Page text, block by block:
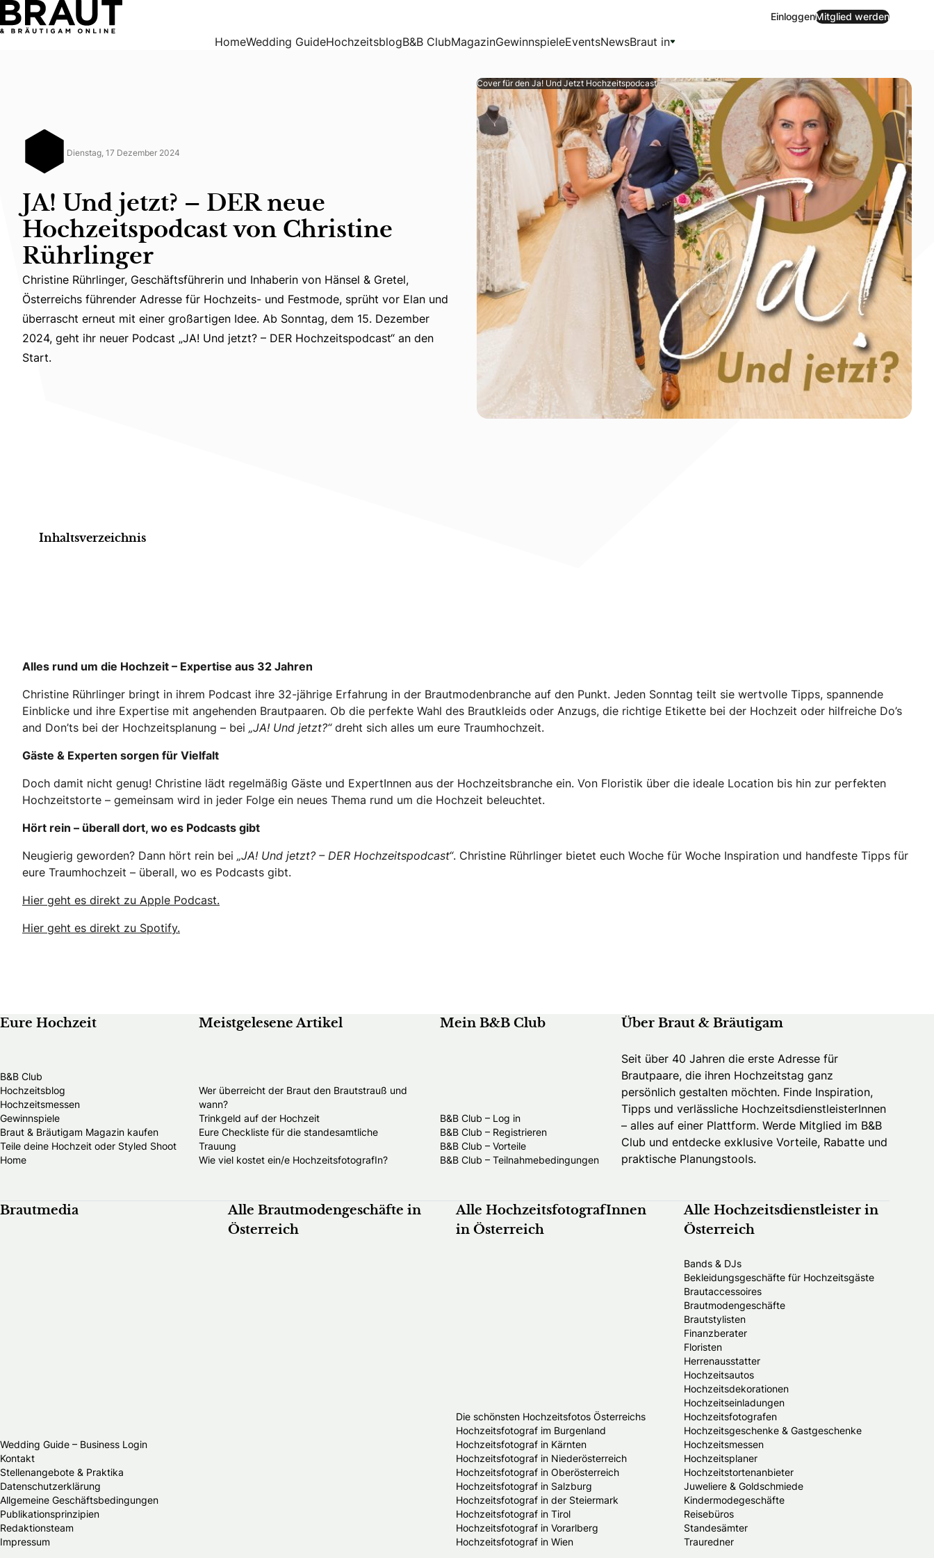
JA! Und jetzt? – DER neue Hochzeitspodcast von Christine Rührlinger
EinloggenMitglied werden
HomeWedding GuideHochzeitsblogB&B ClubMagazinGewinnspieleEventsNewsBraut in
Dienstag, 17 Dezember 2024
JA! Und jetzt? – DER neue
Hochzeitspodcast von Christine
Rührlinger
Christine Rührlinger, Geschäftsführerin und Inhaberin von Hänsel & Gretel, Österreichs führender Adresse für Hochzeits- und Festmode, sprüht vor Elan und überrascht
Christine Rührlinger, Geschäftsführerin und Inhaberin von Hänsel & Gretel,
Österreichs führender Adresse für Hochzeits- und Festmode, sprüht vor Elan und
überrascht erneut mit einer großartigen Idee. Ab Sonntag, dem 15. Dezember
2024, geht ihr neuer Podcast „JA! Und jetzt? – DER Hochzeitspodcast“ an den
Start.
Cover für den Ja! Und Jetzt Hochzeitspodcast
Inhaltsverzeichnis
Alles rund um die Hochzeit – Expertise aus 32 Jahren
Christine Rührlinger bringt in ihrem Podcast ihre 32-jährige Erfahrung in der Brautmodenbranche auf den Punkt. Jeden Sonntag teilt sie wertvolle Tipps, spannende
Einblicke und ihre Expertise mit angehenden Brautpaaren. Ob die perfekte Wahl des Brautkleids oder Anzugs, die richtige Etikette bei der Hochzeit oder hilfreiche Do’s
and Don’ts bei der Hochzeitsplanung – bei „JA! Und jetzt?“dreht sich alles um eure Traumhochzeit.
Gäste & Experten sorgen für Vielfalt
Doch damit nicht genug! Christine lädt regelmäßig Gäste und ExpertInnen aus der Hochzeitsbranche ein. Von Floristik über die ideale Location bis hin zur perfekten
Hochzeitstorte – gemeinsam wird in jeder Folge ein neues Thema rund um die Hochzeit beleuchtet.
Hört rein – überall dort, wo es Podcasts gibt
Neugierig geworden? Dann hört rein bei „JA! Und jetzt? – DER Hochzeitspodcast“. Christine Rührlinger bietet euch Woche für Woche Inspiration und handfeste Tipps für
eure Traumhochzeit – überall, wo es Podcasts gibt.
Hier geht es direkt zu Apple Podcast.
Hier geht es direkt zu Spotify.
Eure Hochzeit
B&B Club
Hochzeitsblog
Hochzeitsmessen
Gewinnspiele
Braut & Bräutigam Magazin kaufen
Teile deine Hochzeit oder Styled Shoot
Home
Meistgelesene Artikel
Wer überreicht der Braut den Brautstrauß und
wann?
Trinkgeld auf der Hochzeit
Eure Checkliste für die standesamtliche
Trauung
Wie viel kostet ein/e HochzeitsfotografIn?
Mein B&B Club
B&B Club – Log in
B&B Club – Registrieren
B&B Club – Vorteile
B&B Club – Teilnahmebedingungen
Über Braut & Bräutigam
Seit über 40 Jahren die erste Adresse für
Brautpaare, die ihren Hochzeitstag ganz
persönlich gestalten möchten. Finde Inspiration,
Tipps und verlässliche HochzeitsdienstleisterInnen
– alles auf einer Plattform. Werde Mitglied im B&B
Club und entdecke exklusive Vorteile, Rabatte und
praktische Planungstools.
Brautmedia
Wedding Guide – Business Login
Kontakt
Stellenangebote & Praktika
Datenschutzerklärung
Allgemeine Geschäftsbedingungen
Publikationsprinzipien
Redaktionsteam
Impressum
Alle Brautmodengeschäfte in
Österreich
Alle HochzeitsfotografInnen
in Österreich
Die schönsten Hochzeitsfotos Österreichs
Hochzeitsfotograf im Burgenland
Hochzeitsfotograf in Kärnten
Hochzeitsfotograf in Niederösterreich
Hochzeitsfotograf in Oberösterreich
Hochzeitsfotograf in Salzburg
Hochzeitsfotograf in der Steiermark
Hochzeitsfotograf in Tirol
Hochzeitsfotograf in Vorarlberg
Hochzeitsfotograf in Wien
Alle Hochzeitsdienstleister in
Österreich
Bands & DJs
Bekleidungsgeschäfte für Hochzeitsgäste
Brautaccessoires
Brautmodengeschäfte
Brautstylisten
Finanzberater
Floristen
Herrenausstatter
Hochzeitsautos
Hochzeitsdekorationen
Hochzeitseinladungen
Hochzeitsfotografen
Hochzeitsgeschenke & Gastgeschenke
Hochzeitsmessen
Hochzeitsplaner
Hochzeitstortenanbieter
Juweliere & Goldschmiede
Kindermodegeschäfte
Reisebüros
Standesämter
Trauredner